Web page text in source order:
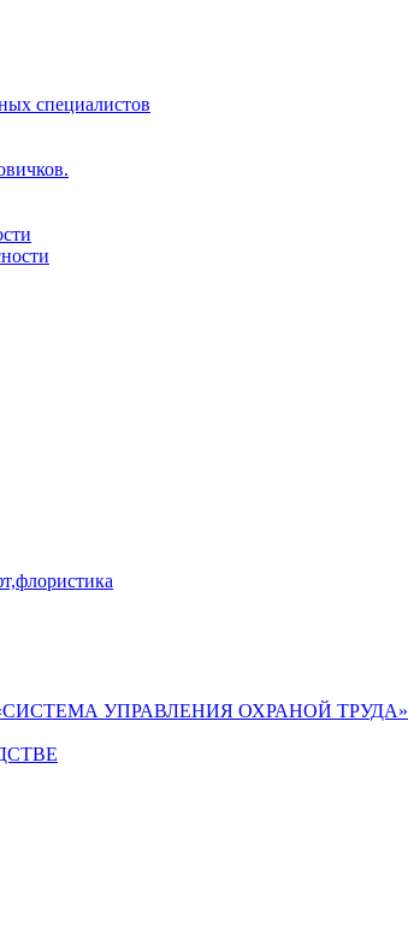
специалистов
УПРАВЛЕНИЯ ОХРАНОЙ ТРУДА»